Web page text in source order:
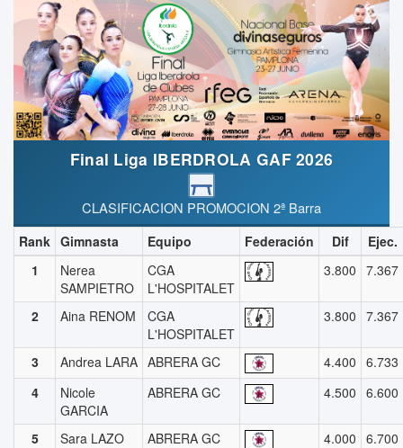
Final Liga IBERDROLA GAF 2026
CLASIFICACION PROMOCION 2ª Barra
Rank Gimnasta Equipo Federación Dif
Ejec.
1
Nerea
SAMPIETRO
CGA
L'HOSPITALET
3.800 7.367
2 Aina RENOM
CGA
L'HOSPITALET
3.800 7.367
3 Andrea LARA ABRERA GC 4.400 6.733
4
Nicole
GARCIA
ABRERA GC 4.500 6.600
5 Sara LAZO ABRERA GC 4.000 6.700